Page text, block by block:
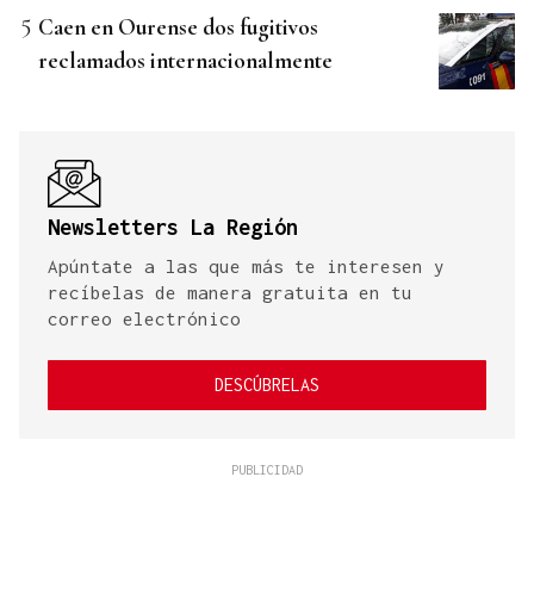
Caen en Ourense dos fugitivos
reclamados internacionalmente
Newsletters La Región
Apúntate a las que más te interesen y
recíbelas de manera gratuita en tu
correo electrónico
DESCÚBRELAS